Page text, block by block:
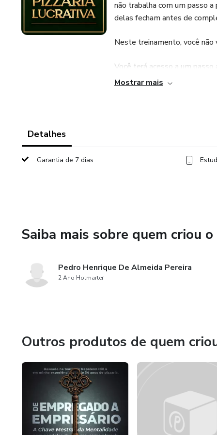
não trabalha com um passo
delas fecham antes de
Neste treinamento, você não
Você terá acesso a um
pizzarias, baseado na minha
este conteúdo foi feito para
Mostrar mais
Detalhes
Garantia de 7 dias
Saiba mais sobre quem criou
Pedro Henrique De Almeida Pereira
2 Ano Hotmarter
Outros produtos de quem